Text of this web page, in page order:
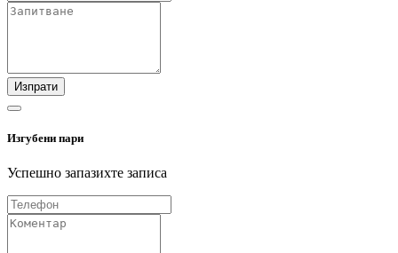
Изпрати
Изгубени пари
Успешно запазихте записа